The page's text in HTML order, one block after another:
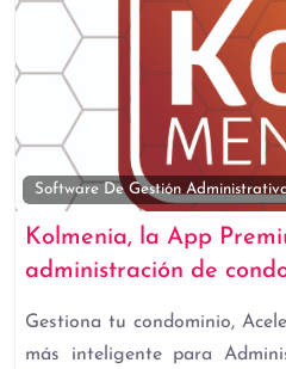
Software De Gestión
Kolmenia, la App
administración de
Gestiona tu condominio,
más inteligente para